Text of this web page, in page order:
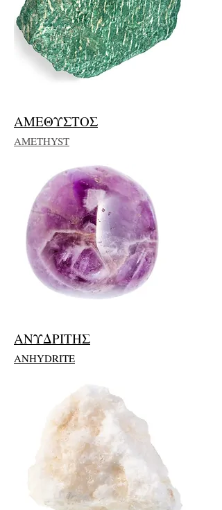
ΑΜΕΘΥΣΤΟΣ
AMETHYST
ΑΝΥΔΡΙΤΗΣ
ANHYDRITE